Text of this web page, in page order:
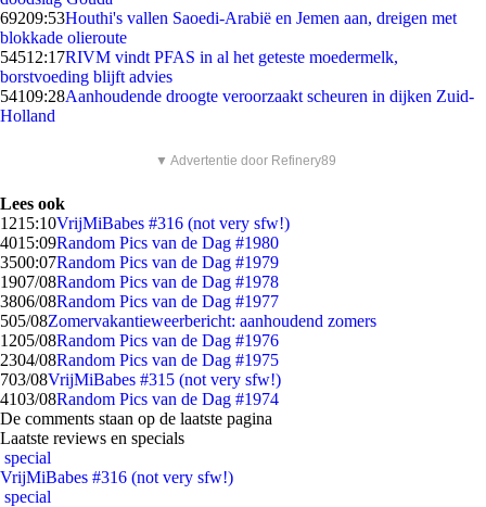
69209:53Houthi's vallen Saoedi-Arabië en Jemen aan, dreigen met
blokkade olieroute
54512:17RIVM vindt PFAS in al het geteste moedermelk,
borstvoeding blijft advies
54109:28Aanhoudende droogte veroorzaakt scheuren in dijken Zuid-
Holland
▼ Advertentie door Refinery89
Lees ook
1215:10VrijMiBabes #316 (not very sfw!)
4015:09Random Pics van de Dag #1980
3500:07Random Pics van de Dag #1979
1907/08Random Pics van de Dag #1978
3806/08Random Pics van de Dag #1977
505/08Zomervakantieweerbericht: aanhoudend zomers
1205/08Random Pics van de Dag #1976
2304/08Random Pics van de Dag #1975
703/08VrijMiBabes #315 (not very sfw!)
4103/08Random Pics van de Dag #1974
De comments staan op de laatste pagina
Laatste reviews en specials
special
VrijMiBabes #316 (not very sfw!)
special